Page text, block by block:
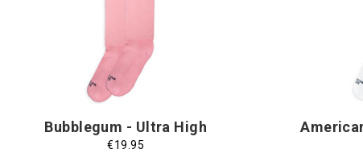
Taglia Unica
Bubblegum - Ultra High
€19.95